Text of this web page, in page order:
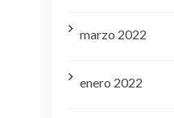
marzo 2022
enero 2022